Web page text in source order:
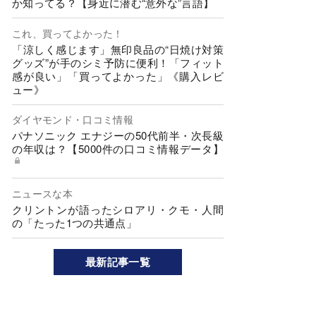
これ、買ってよかった！
「涼しく感じます」無印良品の“日焼け対策
グッズ”が手のシミ予防に便利！「フィット
感が良い」「買ってよかった」《購入レビ
ュー》
ダイヤモンド・口コミ情報
パナソニック エナジーの50代前半・次長級
の年収は？【5000件の口コミ情報データ】
ニュースな本
クリントンが語ったシロアリ・クモ・人間
の「たった1つの共通点」
最新記事一覧